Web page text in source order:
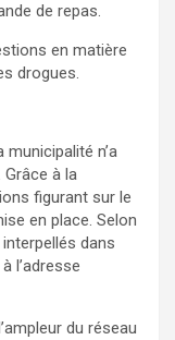
de repas.
en matière
drogues.
n’a
à la
figurant sur le
en place. Selon
dans
l’adresse
du réseau